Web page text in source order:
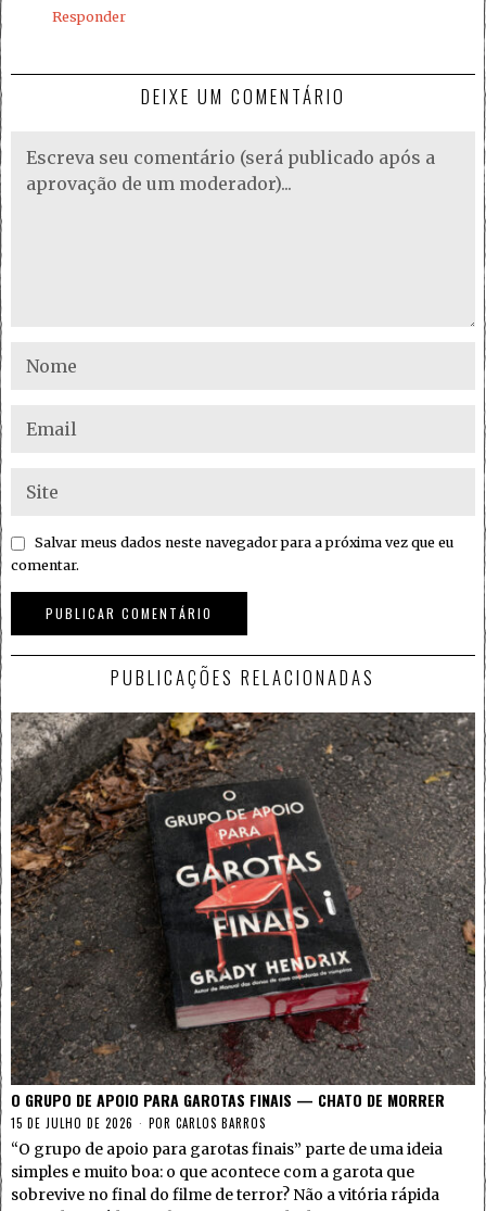
Responder
DEIXE UM COMENTÁRIO
Salvar meus dados neste navegador para a próxima vez que eu
comentar.
PUBLICAÇÕES RELACIONADAS
O GRUPO DE APOIO PARA GAROTAS FINAIS — CHATO DE MORRER
15 DE JULHO DE 2026 POR CARLOS BARROS
“O grupo de apoio para garotas finais” parte de uma ideia
simples e muito boa: o que acontece com a garota que
sobrevive no final do filme de terror? Não a vitória rápida